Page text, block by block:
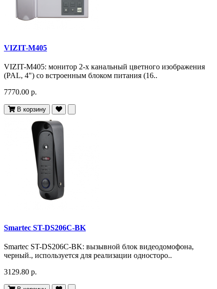
VIZIT-M405
VIZIT-M405: монитор 2-х канальный цветного изображения
(PAL, 4") со встроенным блоком питания (16..
7770.00 р.
В корзину
Smartec ST-DS206C-BK
Smartec ST-DS206C-BK: вызывной блок видеодомофона,
черный., используется для реализации односторо..
3129.80 р.